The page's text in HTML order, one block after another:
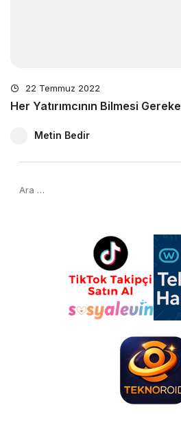
22 Temmuz 2022
Her Yatırımcının Bilmesi
Metin Bedir